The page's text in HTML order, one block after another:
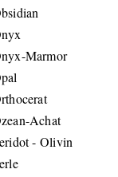
Marmor
Achat
- Olivin